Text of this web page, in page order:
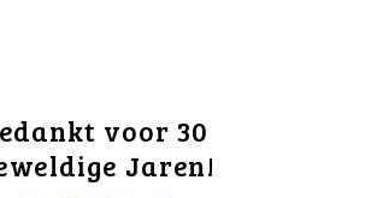
voor 30
Jaren!